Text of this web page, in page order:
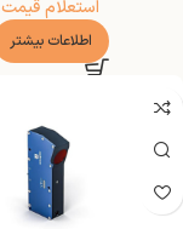
استعلام قیمت
اطلاعات بیشتر